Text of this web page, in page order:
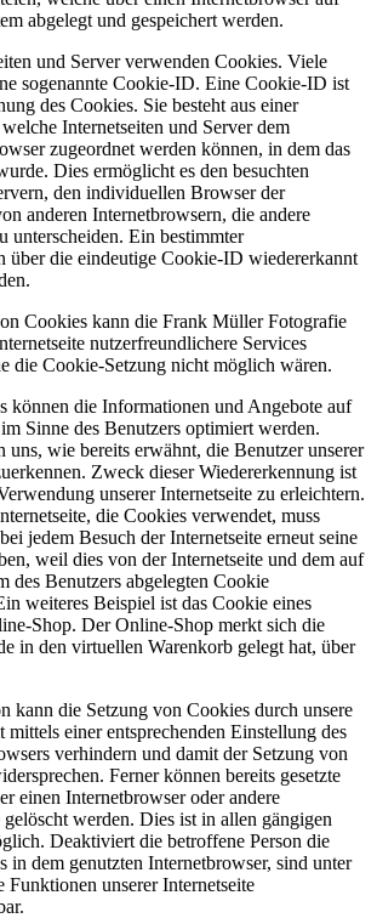
abgelegt und gespeichert werden.
und Server verwenden Cookies. Viele
sogenannte Cookie-ID. Eine Cookie-ID ist
des Cookies. Sie besteht aus einer
Internetseiten und Server dem
zugeordnet werden können, in dem das
Dies ermöglicht es den besuchten
den individuellen Browser der
anderen Internetbrowsern, die andere
unterscheiden. Ein bestimmter
über die eindeutige Cookie-ID wiedererkannt
Cookies kann die Frank Müller Fotografie
nutzerfreundlichere Services
die Cookie-Setzung nicht möglich wären.
können die Informationen und Angebote auf
Sinne des Benutzers optimiert werden.
uns, wie bereits erwähnt, die Benutzer unserer
Zweck dieser Wiedererkennung ist
unserer Internetseite zu erleichtern.
die Cookies verwendet, muss
jedem Besuch der Internetseite erneut seine
weil dies von der Internetseite und dem auf
des Benutzers abgelegten Cookie
weiteres Beispiel ist das Cookie eines
Shop. Der Online-Shop merkt sich die
in den virtuellen Warenkorb gelegt hat, über
kann die Setzung von Cookies durch unsere
mittels einer entsprechenden Einstellung des
verhindern und damit der Setzung von
Ferner können bereits gesetzte
einen Internetbrowser oder andere
werden. Dies ist in allen gängigen
Deaktiviert die betroffene Person die
in dem genutzten Internetbrowser, sind unter
Funktionen unserer Internetseite